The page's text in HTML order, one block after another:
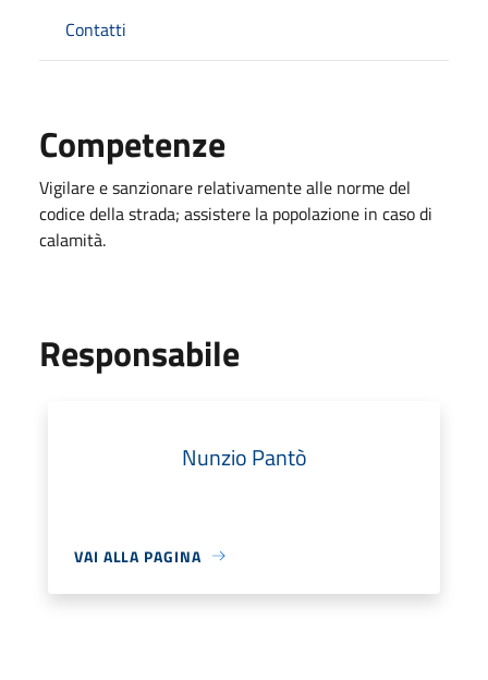
Contatti
Competenze
Vigilare e sanzionare relativamente alle norme del
codice della strada; assistere la popolazione in caso di
calamità.
Responsabile
Nunzio Pantò
VAI ALLA PAGINA